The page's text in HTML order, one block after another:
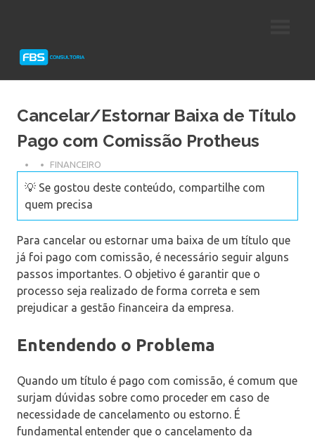
Protheus
Cancelar/Estornar Baixa de Título
Pago com Comissão Protheus
FINANCEIRO
💡 Se gostou deste conteúdo, compartilhe com
quem precisa
Para cancelar ou estornar uma baixa de um título que
já foi pago com comissão, é necessário seguir alguns
passos importantes. O objetivo é garantir que o
processo seja realizado de forma correta e sem
prejudicar a gestão financeira da empresa.
Entendendo o Problema
Quando um título é pago com comissão, é comum que
surjam dúvidas sobre como proceder em caso de
necessidade de cancelamento ou estorno. É
fundamental entender que o cancelamento da